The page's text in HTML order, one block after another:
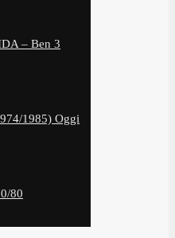
– Ben 3
1985) Oggi
80